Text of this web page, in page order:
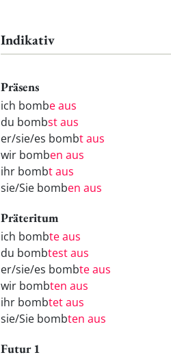
Indikativ
Präsens
ich bombe aus
du bombst aus
er/sie/es bombt aus
wir bomben aus
ihr bombt aus
sie/Sie bomben aus
Präteritum
ich bombte aus
du bombtest aus
er/sie/es bombte aus
wir bombten aus
ihr bombtet aus
sie/Sie bombten aus
Futur 1